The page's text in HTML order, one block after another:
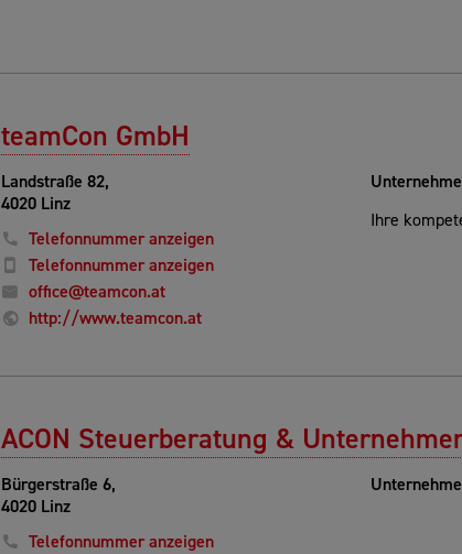
teamCon GmbH
Landstraße 82,
4020 Linz
Telefonnummer anzeigen
Telefonnummer anzeigen
office@teamcon.at
http://www.teamcon.at
Ihre
ACON Steuerberatung &
Bürgerstraße 6,
4020 Linz
Telefonnummer anzeigen